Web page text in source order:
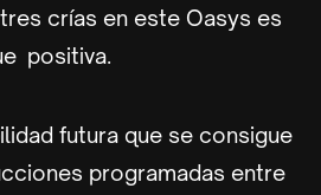
crías en este Oasys es
positiva.
futura que se consigue
programadas entre